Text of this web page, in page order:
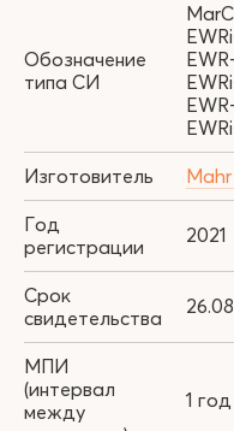
Обозначение
типа СИ
Изготовитель
Год
регистрации
2021
Срок
свидетельства
МПИ
(интервал
между
1 год